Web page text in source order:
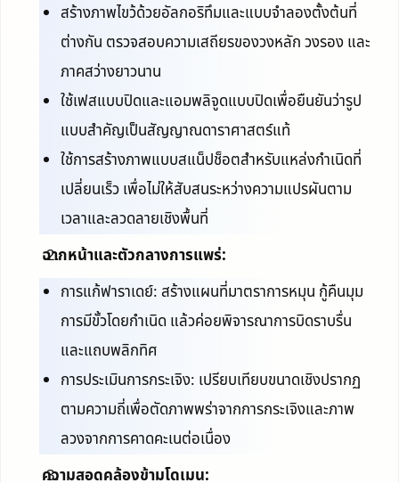
สร้างภาพไขว้ด้วยอัลกอริทึมและแบบจำลองตั้งต้นที่
ต่างกัน ตรวจสอบความเสถียรของวงหลัก วงรอง และ
ภาคสว่างยาวนาน
ใช้เฟสแบบปิดและแอมพลิจูดแบบปิดเพื่อยืนยันว่ารูป
แบบสำคัญเป็นสัญญาณดาราศาสตร์แท้
ใช้การสร้างภาพแบบสแน็ปช็อตสำหรับแหล่งกำเนิดที่
เปลี่ยนเร็ว เพื่อไม่ให้สับสนระหว่างความแปรผันตาม
เวลาและลวดลายเชิงพื้นที่
ฉากหน้าและตัวกลางการแพร่:
การแก้ฟาราเดย์: สร้างแผนที่มาตราการหมุน กู้คืนมุม
การมีขั้วโดยกำเนิด แล้วค่อยพิจารณาการบิดราบรื่น
และแถบพลิกทิศ
การประเมินการกระเจิง: เปรียบเทียบขนาดเชิงปรากฏ
ตามความถี่เพื่อตัดภาพพร่าจากการกระเจิงและภาพ
ลวงจากการคาดคะเนต่อเนื่อง
ความสอดคล้องข้ามโดเมน: